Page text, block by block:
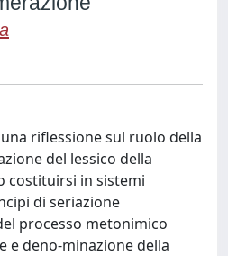
riflessione sul ruolo della
del lessico della
costituirsi in sistemi
di seriazione
processo metonimico
e deno-minazione della